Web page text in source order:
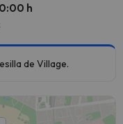
h
de Village.